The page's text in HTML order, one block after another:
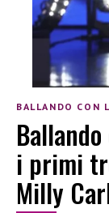
BALLANDO CON
i primi
Milly